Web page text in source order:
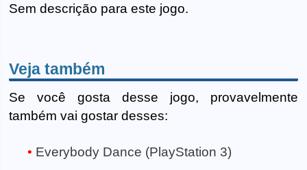
Sem descrição para este jogo.
Veja também
Se você gosta desse jogo, provavelmente
também vai gostar desses:
Everybody Dance (PlayStation 3)